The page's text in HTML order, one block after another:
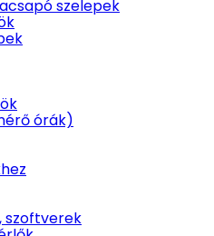
szelepek
órák)
szoftverek